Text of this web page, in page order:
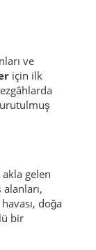
ve
için ilk
gelen
doğa
bir